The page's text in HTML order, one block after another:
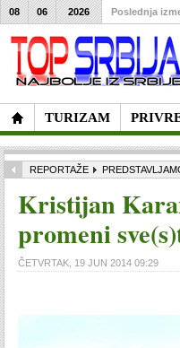
TURIZAM
08 06 2026 Poslednja
REPORTAŽE
Kristijan
promeni
ČETVRTAK, 19 JUN 2014 09:29